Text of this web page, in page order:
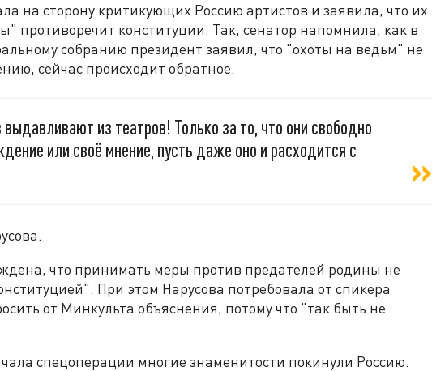
на сторону критикующих Россию артистов и заявила, что их
противоречит конституции. Так, сенатор напомнила, как в
собранию президент заявил, что "охоты на ведьм" не
сейчас происходит обратное.
из театров! Только за то, что они свободно
или своё мнение, пусть даже оно и расходится с
что принимать меры против предателей родины не
При этом Нарусова потребовала от спикера
от Минкульта объяснения, потому что "так быть не
спецоперации многие знаменитости покинули Россию.